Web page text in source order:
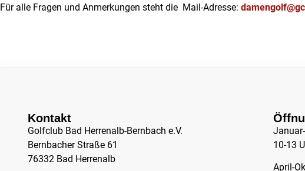
Für alle Fragen und Anmerkungen steht die Mail-Adresse:
Kontakt
Golfclub Bad Herrenalb-Bernbach e.V.
Bernbacher Straße 61
76332 Bad Herrenalb
10-13
April-